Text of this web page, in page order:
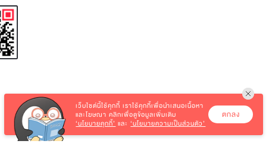
เว็บไซต์นี้ใช้คุกกี้ เราใช้คุกกี้เพื่อนำเสนอเนื้อหา
และโฆษณา คลิกเพื่อดูข้อมูลเพิ่มเติม
‘นโยบายคุกกี้’ และ‘นโยบายความเป็นส่วนตัว’
ตกลง